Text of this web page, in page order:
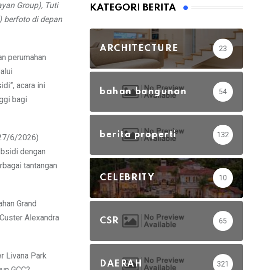
Group), Tuti
berfoto di depan
perumahan
acara ini
bagi
6/2026)
dengan
tantangan
Grand
Alexandra
Livana Park
KATEGORI BERITA
ARCHITECTURE 23
bahan bangunan 54
berita properti 132
CELEBRITY 10
CSR 65
DAERAH 321